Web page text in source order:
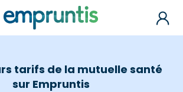
tarifs de la mutuelle santé
sur Empruntis